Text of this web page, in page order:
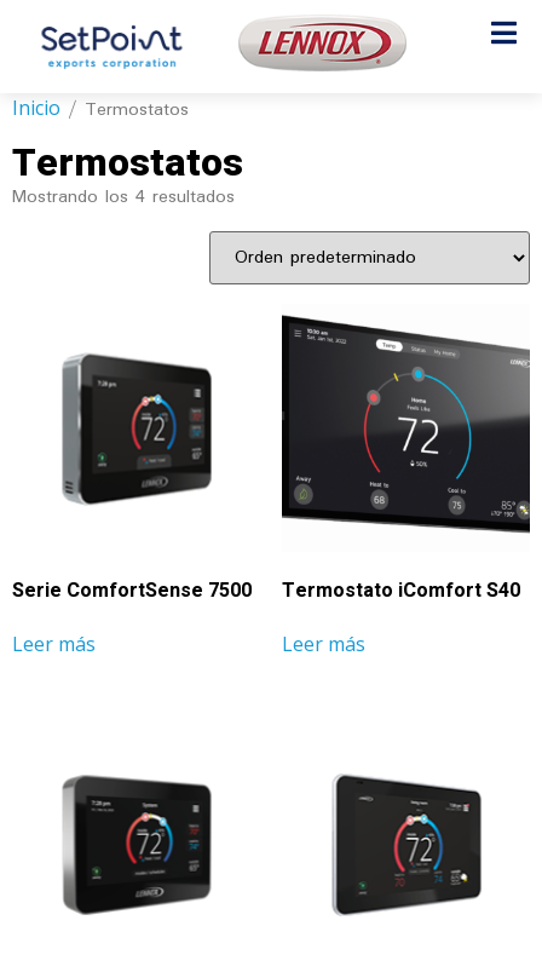
Inicio / Termostatos
Termostatos
Mostrando los 4 resultados
Serie ComfortSense 7500
Leer más
Termostato iComfort S40
Leer más